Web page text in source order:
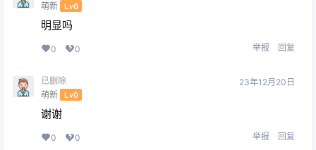
萌新 Lv0
明显吗
0 0 举报 回复
已删除
萌新 Lv0
23年12月20日
谢谢
0 0 举报 回复